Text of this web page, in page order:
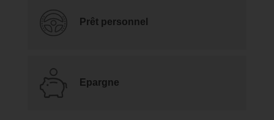
Prêt personnel
Epargne